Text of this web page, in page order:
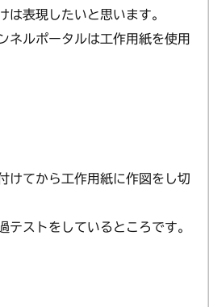
は表現したいと思います。
ネルポータルは工作用紙を使用
けてから工作用紙に作図をし切
テストをしているところです。